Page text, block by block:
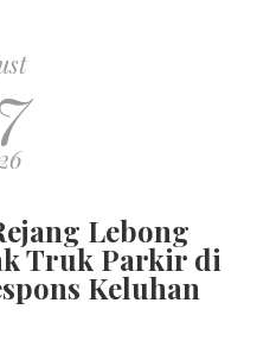
Lebong
Truk Parkir di
Keluhan